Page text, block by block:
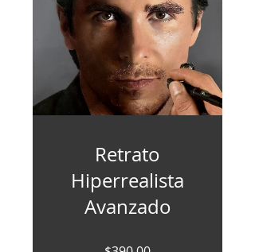
Retrato
Hiperrealista
Avanzado